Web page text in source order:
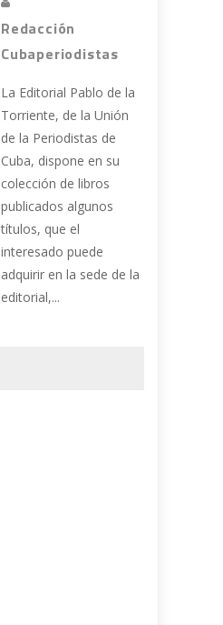
Redacción
Cubaperiodistas
La Editorial Pablo de la
Torriente, de la Unión
de la Periodistas de
Cuba, dispone en su
colección de libros
publicados algunos
títulos, que el
interesado puede
adquirir en la sede de la
editorial,...